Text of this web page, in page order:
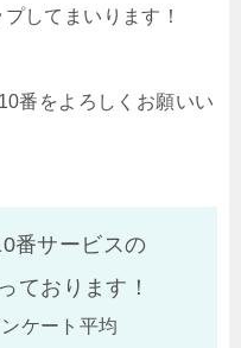
してまいります！
番をよろしくお願いい
番サービスの
ております！
ケート平均